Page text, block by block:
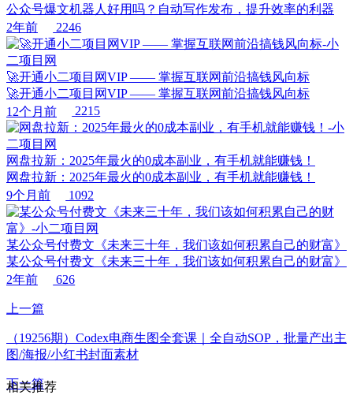
公众号爆文机器人好用吗？自动写作发布，提升效率的利器
2年前
2246
🚀开通小二项目网VIP —— 掌握互联网前沿搞钱风向标
🚀开通小二项目网VIP —— 掌握互联网前沿搞钱风向标
12个月前
2215
网盘拉新：2025年最火的0成本副业，有手机就能赚钱！
网盘拉新：2025年最火的0成本副业，有手机就能赚钱！
9个月前
1092
某公众号付费文《未来三十年，我们该如何积累自己的财富》
某公众号付费文《未来三十年，我们该如何积累自己的财富》
2年前
626
上一篇
（19256期）Codex电商生图全套课｜全自动SOP，批量产出主
图/海报/小红书封面素材
下一篇
相关推荐